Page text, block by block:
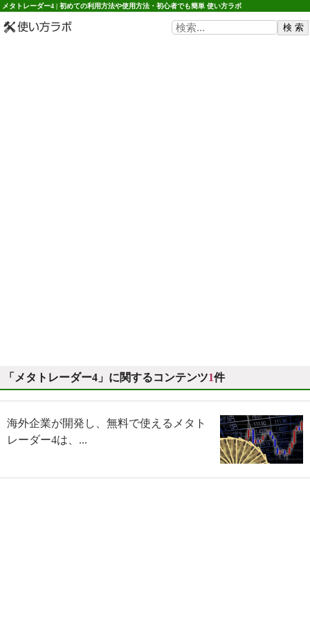
メタトレーダー4 | 初めての利用方法や使用方法・初心者でも簡単 使い方ラボ
「メタトレーダー4」に関するコンテンツ1件
海外企業が開発し、無料で使えるメタト
レーダー4は、...